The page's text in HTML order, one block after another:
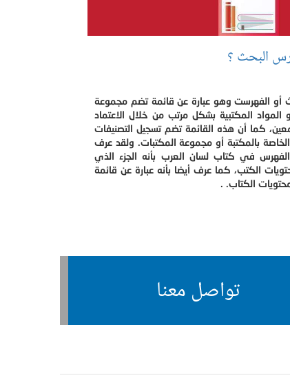
البحث ؟
أو الفهرست وهو عبارة عن قائمة تضم مجموعة
المكتبية بشكل مرتب من خلال الاعتماد
كما أن هذه القائمة تضم تسجيل التصنيفات
الخاصة بالمكتبة أو مجموعة المكتبات. ولقد عرف
في كتاب لسان العرب بأنه الجزء الذي
الكتب، كما عرف أيضا بأنه عبارة عن قائمة
الكتاب. .
تواصل معنا